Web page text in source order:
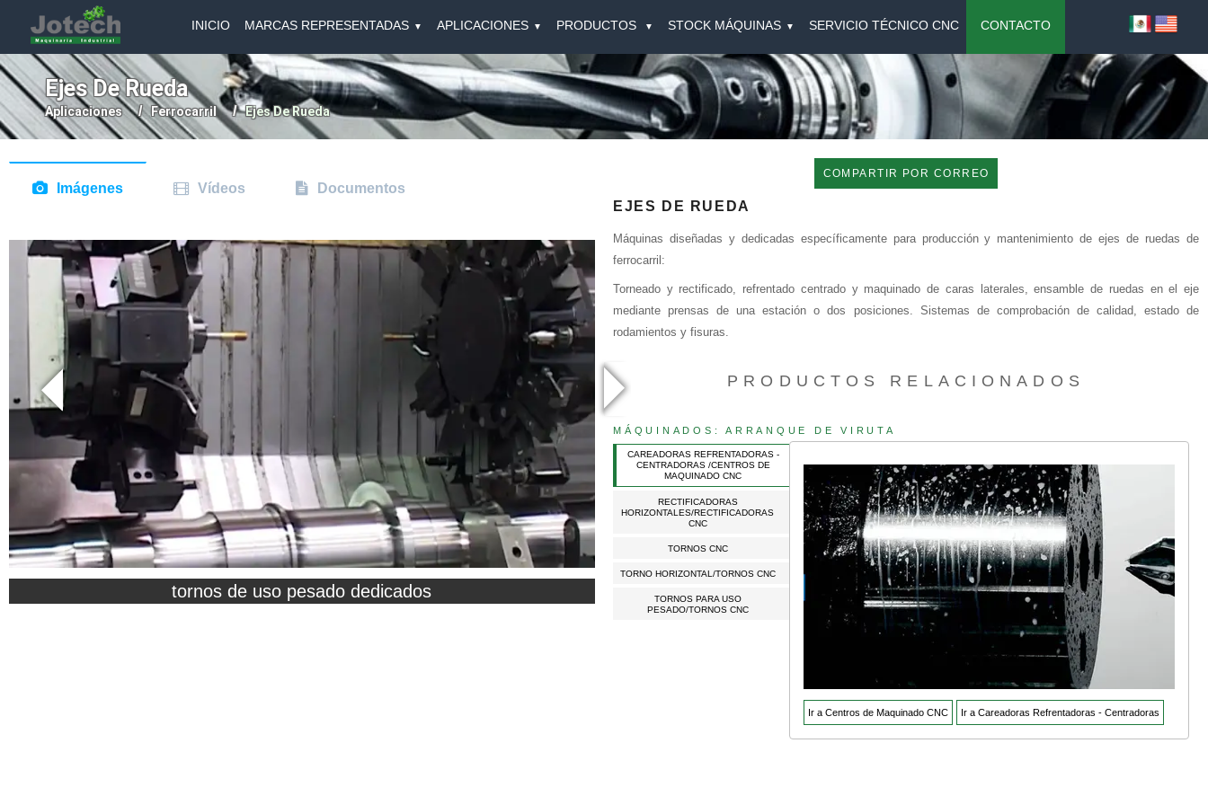
INICIO MARCAS REPRESENTADAS ▼ APLICACIONES ▼ PRODUCTOS ▼ STOCK MÁQUINAS ▼ SERVICIO TÉCNICO CNC CONTACTO
Ejes De Rueda
Aplicaciones Ferrocarril Ejes De Rueda
Imágenes Vídeos Documentos
tornos de uso pesado dedicados
torneado de ejes de ferrocarril
COMPARTIR POR CORREO
EJES DE RUEDA
Máquinas diseñadas y dedicadas específicamente para producción y mantenimiento de ejes de ruedas de
ferrocarril:
Torneado y rectificado, refrentado centrado y maquinado de caras laterales, ensamble de ruedas en el eje
mediante prensas de una estación o dos posiciones. Sistemas de comprobación de calidad, estado de
rodamientos y fisuras.
PRODUCTOS RELACIONADOS
MÁQUINADOS: ARRANQUE DE VIRUTA
CAREADORAS REFRENTADORAS -
CENTRADORAS /CENTROS DE
MAQUINADO CNC
RECTIFICADORAS
HORIZONTALES/RECTIFICADORAS
CNC
TORNOS CNC
TORNO HORIZONTAL/TORNOS CNC
TORNOS PARA USO
PESADO/TORNOS CNC
Ir a Centros de Maquinado CNC Ir a Careadoras Refrentadoras - Centradoras